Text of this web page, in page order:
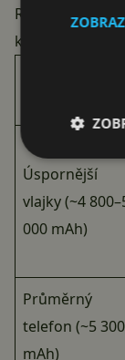
Reálný počet
kapse:
Úspornější
vlajky (~4
000 mAh)
Průměrný
telefon (~5 300
mAh)